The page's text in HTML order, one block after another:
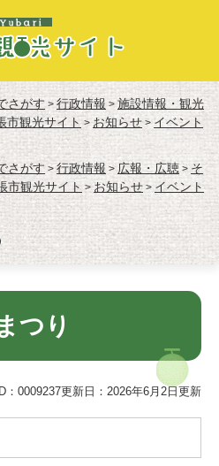
さがす > 行政情報 > 施設情報・観光
市観光サイト > お知らせ> イベント
さがす >行政情報 > 広報・広聴 > そ
市観光サイト >お知らせ > イベント
つり
：0009237更新日：2026年6月2日更新